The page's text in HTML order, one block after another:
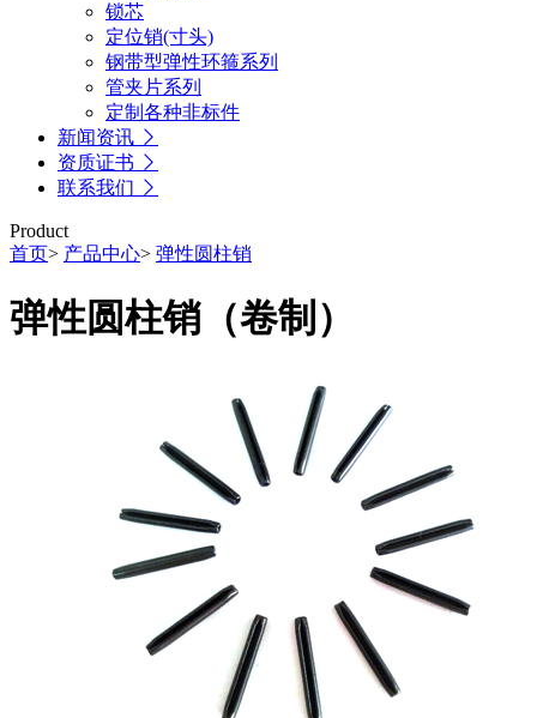
锁芯
定位销(寸头)
钢带型弹性环箍系列
管夹片系列
定制各种非标件
新闻资讯
资质证书
联系我们
Product
首页> 产品中心> 弹性圆柱销
弹性圆柱销（卷制）